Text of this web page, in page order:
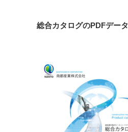
総合カタログのPDFデータ